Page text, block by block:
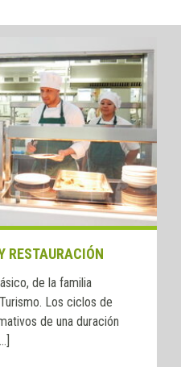
RESTAURACIÓN
de la familia
Los ciclos de
de una duración